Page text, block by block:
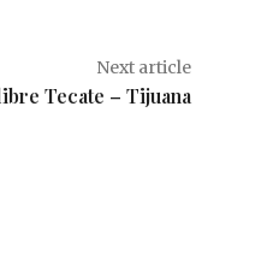
Next article
Tecate – Tijuana